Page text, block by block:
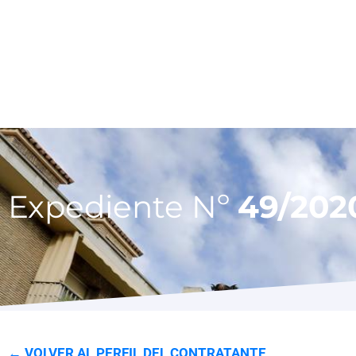
Expediente Nº49/
← VOLVER AL PERFIL DEL CONTRATANTE